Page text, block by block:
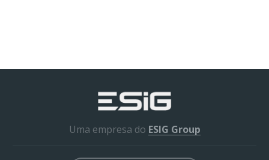
Uma empresa do ESIG Group